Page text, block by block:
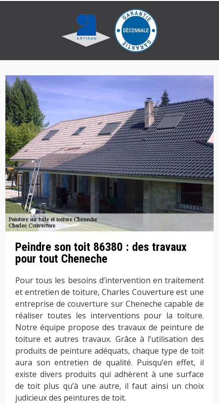
Peindre son toit 86380 : des travaux
pour tout Cheneche
Pour tous les besoins d’intervention en traitement
et entretien de toiture, Charles Couverture est une
entreprise de couverture sur Cheneche capable de
réaliser toutes les interventions pour la toiture.
Notre équipe propose des travaux de peinture de
toiture et autres travaux. Grâce à l’utilisation des
produits de peinture adéquats, chaque type de toit
aura son entretien de qualité. Puisqu’en effet, il
existe divers produits qui adhèrent à une surface
de toit plus qu’à une autre, il faut ainsi un choix
judicieux des peintures de toit.